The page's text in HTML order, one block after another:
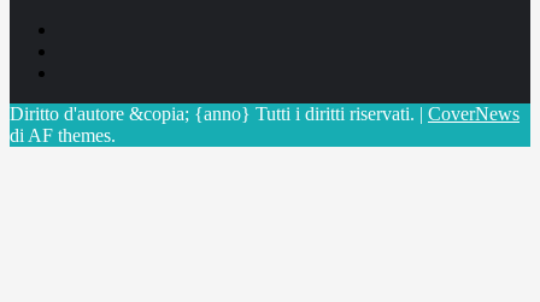
Diritto d'autore &copia; {anno} Tutti i diritti riservati. | CoverNews
di AF themes.